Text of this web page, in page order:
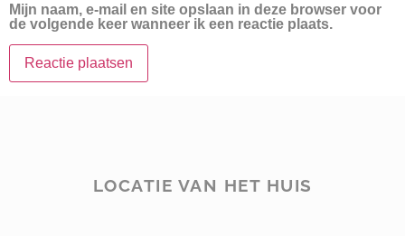
Mijn naam, e-mail en site opslaan in deze browser voor
de volgende keer wanneer ik een reactie plaats.
LOCATIE VAN HET HUIS